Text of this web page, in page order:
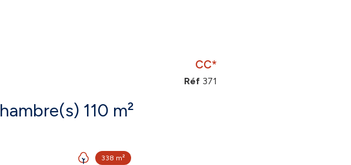
Maison 5 pièce(s) 4 chambre(s) 110 m²
338 m²
CC*
Réf 371